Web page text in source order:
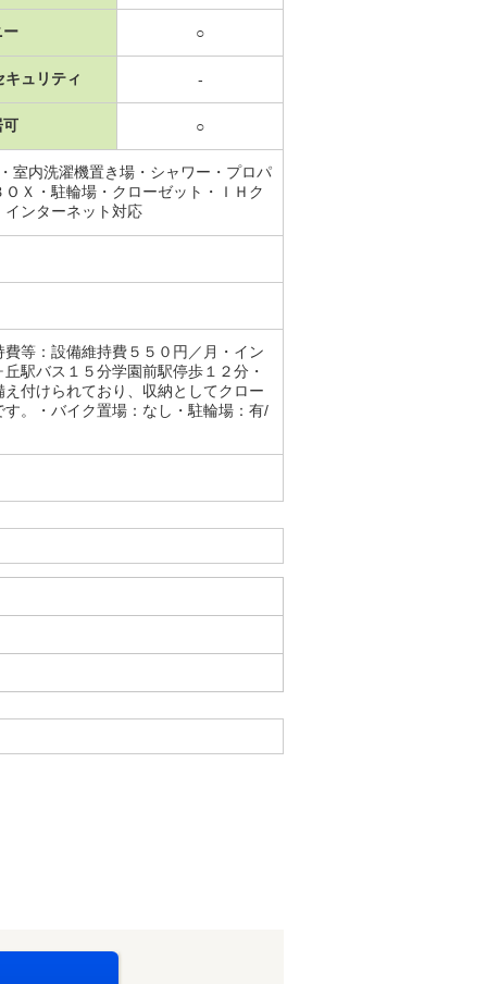
ー ○
キュリティ -
可 ○
室内洗濯機置き場・シャワー・プロパ
Ｘ・駐輪場・クローゼット・ＩＨク
ンターネット対応
等：設備維持費５５０円／月・イン
駅バス１５分学園前駅停歩１２分・
付けられており、収納としてクロー
。・バイク置場：なし・駐輪場：有/